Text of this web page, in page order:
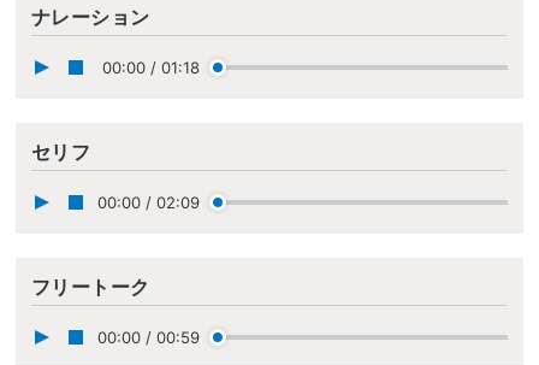
ナレーション
00:00 / 01:18
セリフ
00:00 / 02:09
フリートーク
00:00 / 00:59